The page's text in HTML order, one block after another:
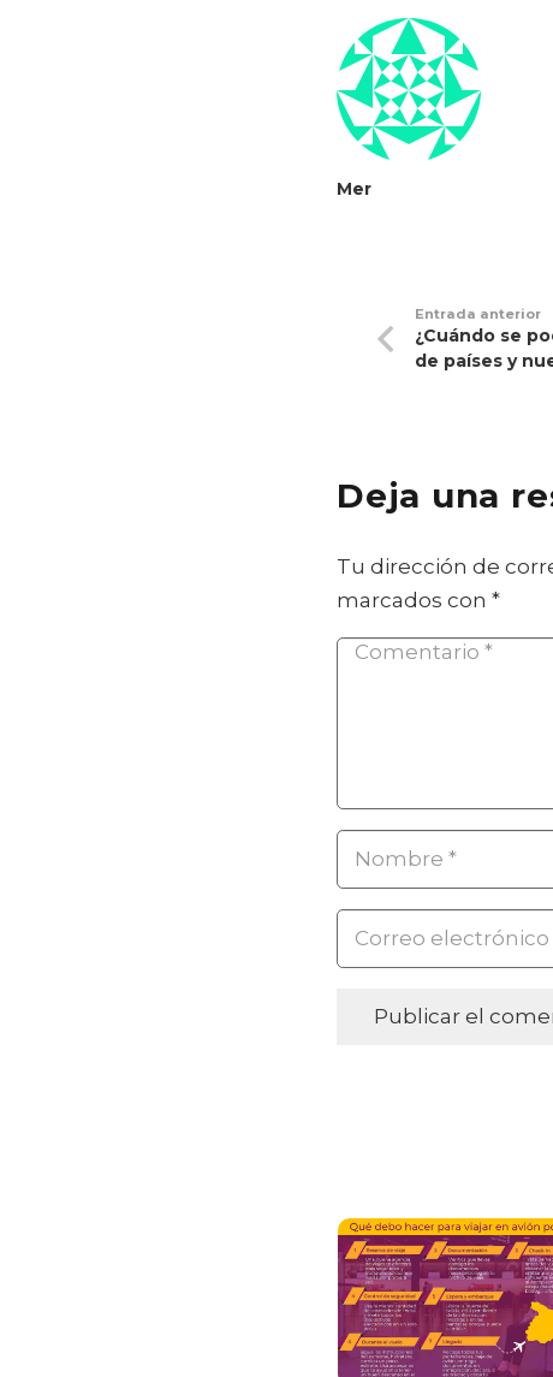
Mer
Entrada anterior
¿Cuándo se
de países y
Deja una
Tu dirección de
marcados con*
Publicar el